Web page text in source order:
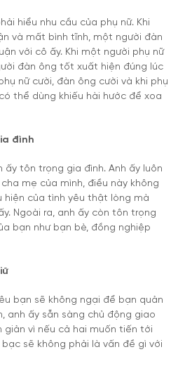
hiểu nhu cầu của phụ nữ. Khi
và mất bình tĩnh, một người đàn
với cô ấy. Khi một người phụ nữ
đàn ông tốt xuất hiện đúng lúc
nữ cười, đàn ông cười và khi phụ
thể dùng khiếu hài hước để xoa
đình
tôn trọng gia đình. Anh ấy luôn
mẹ của mình, điều này không
hiện của tình yêu thật lòng mà
Ngoài ra, anh ấy còn tôn trọng
bạn như bạn bè, đồng nghiệp
bạn sẽ không ngại để bạn quản
anh ấy sẵn sàng chủ động giao
giản vì nếu cả hai muốn tiến tới
sẽ không phải là vấn đề gì với